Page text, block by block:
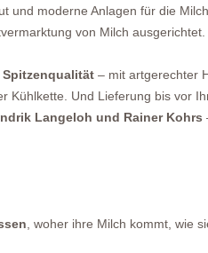
und moderne Anlagen für die
von Milch ausgerichtet.
– mit artgerechter
Kühlkette. Und Lieferung bis vor
Langeloh und Rainer Kohrs
, woher ihre Milch kommt, wie